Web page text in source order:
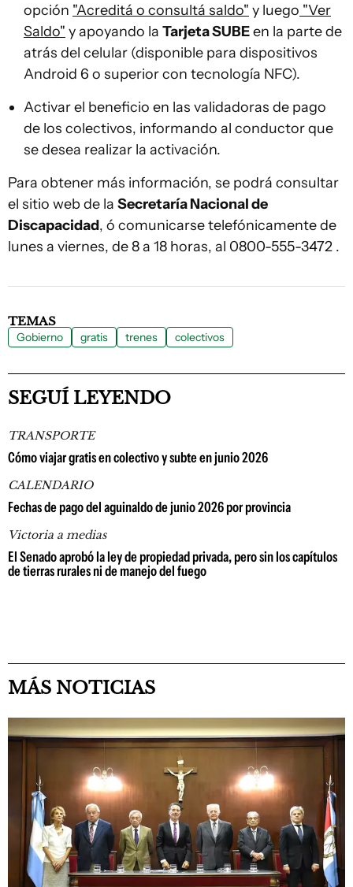
opción "Acreditá o consultá saldo" y luego "Ver
Saldo" y apoyando la Tarjeta SUBEen la parte de
atrás del celular (disponible para dispositivos
Android 6 o superior con tecnología NFC).
Activar el beneficio en las validadoras de pago
de los colectivos, informando al conductor que
se desea realizar la activación.
Para obtener más información, se podrá consultar
el sitio web de la Secretaría Nacional de
Discapacidad, ó comunicarse telefónicamente de
lunes a viernes, de 8 a 18 horas, al 0800-555-3472 .
TEMAS
Gobierno gratis trenes colectivos
SEGUÍ LEYENDO
TRANSPORTE
Cómo viajar gratis en colectivo y subte en junio 2026
CALENDARIO
Fechas de pago del aguinaldo de junio 2026 por provincia
Victoria a medias
El Senado aprobó la ley de propiedad privada, pero sin los capítulos
de tierras rurales ni de manejo del fuego
MÁS NOTICIAS